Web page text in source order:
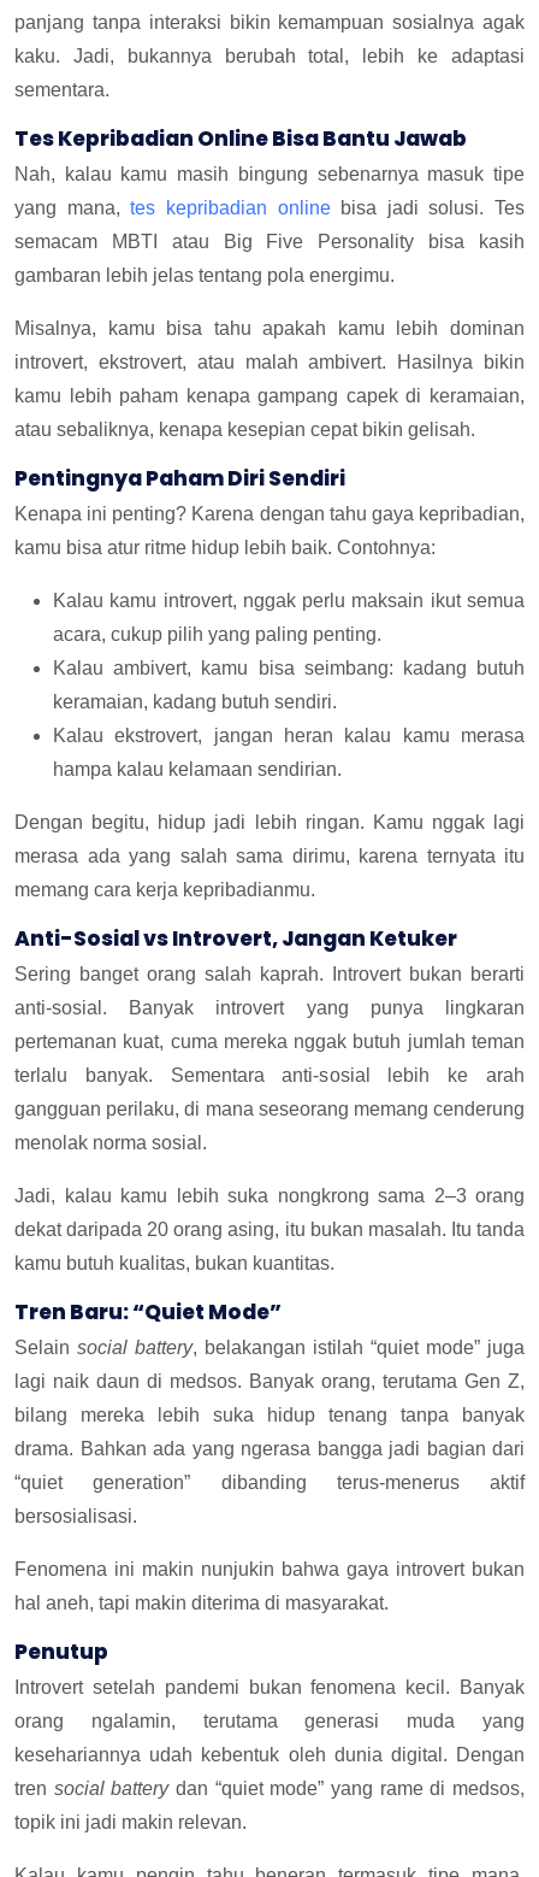
panjang tanpa interaksi bikin kemampuan sosialnya agak
kaku. Jadi, bukannya berubah total, lebih ke adaptasi
sementara.
Tes Kepribadian Online Bisa Bantu Jawab
Nah, kalau kamu masih bingung sebenarnya masuk tipe
yang mana,tes kepribadian onlinebisa jadi solusi. Tes
semacam MBTI atau Big Five Personality bisa kasih
gambaran lebih jelas tentang pola energimu.
Misalnya, kamu bisa tahu apakah kamu lebih dominan
introvert, ekstrovert, atau malah ambivert. Hasilnya bikin
kamu lebih paham kenapa gampang capek di keramaian,
atau sebaliknya, kenapa kesepian cepat bikin gelisah.
Pentingnya Paham Diri Sendiri
Kenapa ini penting? Karena dengan tahu gaya kepribadian,
kamu bisa atur ritme hidup lebih baik. Contohnya:
Kalau kamu introvert, nggak perlu maksain ikut semua
acara, cukup pilih yang paling penting.
Kalau ambivert, kamu bisa seimbang: kadang butuh
keramaian, kadang butuh sendiri.
Kalau ekstrovert, jangan heran kalau kamu merasa
hampa kalau kelamaan sendirian.
Dengan begitu, hidup jadi lebih ringan. Kamu nggak lagi
merasa ada yang salah sama dirimu, karena ternyata itu
memang cara kerja kepribadianmu.
Anti-Sosial vs Introvert, Jangan Ketuker
Sering banget orang salah kaprah. Introvert bukan berarti
anti-sosial. Banyak introvert yang punya lingkaran
pertemanan kuat, cuma mereka nggak butuh jumlah teman
terlalu banyak. Sementara anti-sosial lebih ke arah
gangguan perilaku, di mana seseorang memang cenderung
menolak norma sosial.
Jadi, kalau kamu lebih suka nongkrong sama 2–3 orang
dekat daripada 20 orang asing, itu bukan masalah. Itu tanda
kamu butuh kualitas, bukan kuantitas.
Tren Baru: “Quiet Mode”
Selain social battery, belakangan istilah “quiet mode” juga
lagi naik daun di medsos. Banyak orang, terutama Gen Z,
bilang mereka lebih suka hidup tenang tanpa banyak
drama. Bahkan ada yang ngerasa bangga jadi bagian dari
“quiet generation” dibanding terus-menerus aktif
bersosialisasi.
Fenomena ini makin nunjukin bahwa gaya introvert bukan
hal aneh, tapi makin diterima di masyarakat.
Penutup
Introvert setelah pandemi bukan fenomena kecil. Banyak
orang ngalamin, terutama generasi muda yang
kesehariannya udah kebentuk oleh dunia digital. Dengan
tren social batterydan “quiet mode” yang rame di medsos,
topik ini jadi makin relevan.